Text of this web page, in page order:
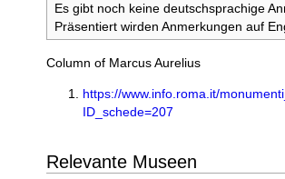
Es gibt noch keine deutschsprachige
Präsentiert wirden Anmerkungen auf
Column of Marcus Aurelius
https://www.info.roma.it/
ID_schede=207
Relevante Museen